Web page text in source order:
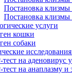
Постановка клизмы
Постановка клизмы
услуги
кошки
собаки
на аденовирус
на анаплазму и